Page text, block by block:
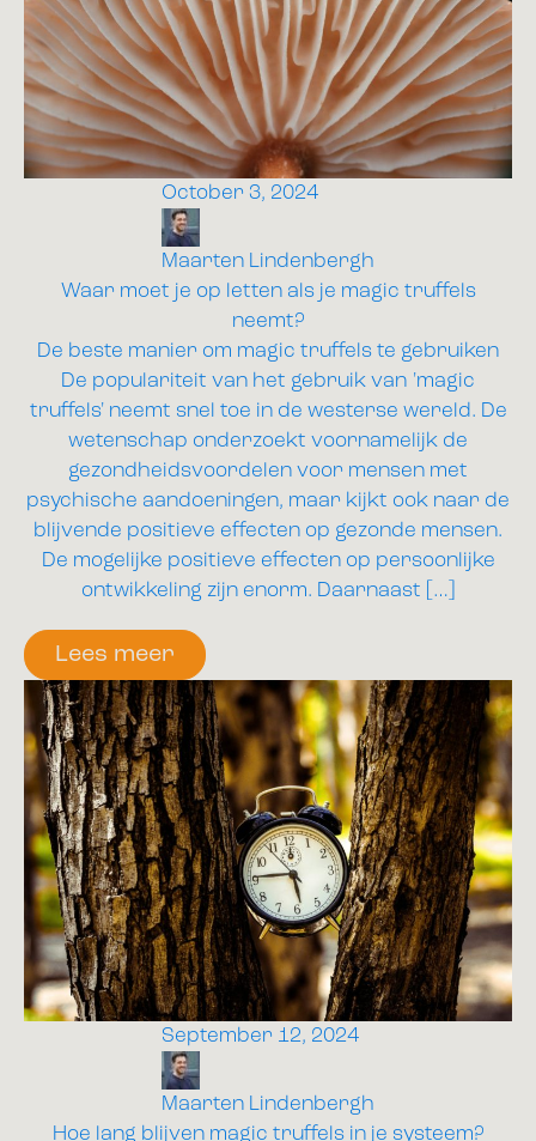
October 3, 2024
Maarten Lindenbergh
Waar moet je op letten als je magic truffels
neemt?
De beste manier om magic truffels te gebruiken
De populariteit van het gebruik van 'magic
truffels' neemt snel toe in de westerse wereld. De
wetenschap onderzoekt voornamelijk de
gezondheidsvoordelen voor mensen met
psychische aandoeningen, maar kijkt ook naar de
blijvende positieve effecten op gezonde mensen.
De mogelijke positieve effecten op persoonlijke
ontwikkeling zijn enorm. Daarnaast […]
Lees meer
September 12, 2024
Maarten Lindenbergh
Hoe lang blijven magic truffels in je systeem?